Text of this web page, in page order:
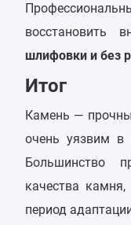
восстановить
шлифовки и без
Итог
Камень —
очень уязвим в
Большинство
качества
период